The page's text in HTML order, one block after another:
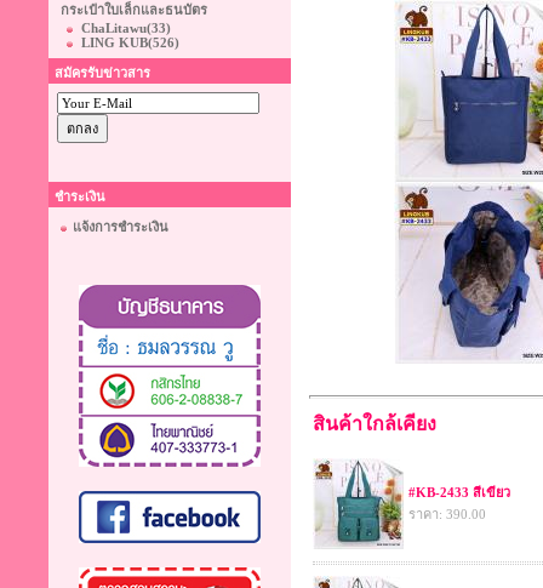
กระเป๋าใบเล็กและธนบัตร
ChaLitawu(33)
LING KUB(526)
สมัครรับข่าวสาร
ชำระเงิน
แจ้งการชำระเงิน
สินค้าใกล้เคียง
#KB-2433 สีเขียว
ราคา: 390.00